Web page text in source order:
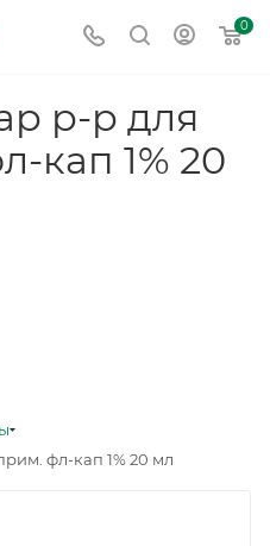
0
р-р для
кап 1% 20
фл-кап 1% 20 мл